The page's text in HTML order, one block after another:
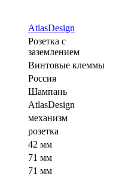
AtlasDesign
Розетка с
заземлением
Винтовые клеммы
Россия
Шампань
AtlasDesign
механизм
розетка
42 мм
71 мм
71 мм